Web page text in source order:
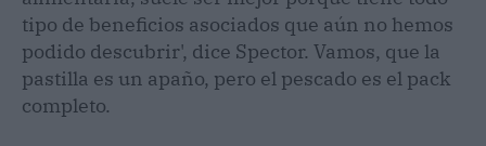
tipo de beneficios asociados que aún no hemos
podido descubrir', dice Spector. Vamos, que la
pastilla es un apaño, pero el pescado es el pack
completo.